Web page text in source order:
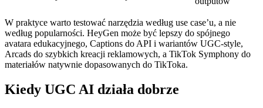
W praktyce warto testować narzędzia według use case’u, a nie
według popularności. HeyGen może być lepszy do spójnego
avatara edukacyjnego, Captions do API i wariantów UGC-style,
Arcads do szybkich kreacji reklamowych, a TikTok Symphony do
materiałów natywnie dopasowanych do TikToka.
Kiedy UGC AI działa dobrze